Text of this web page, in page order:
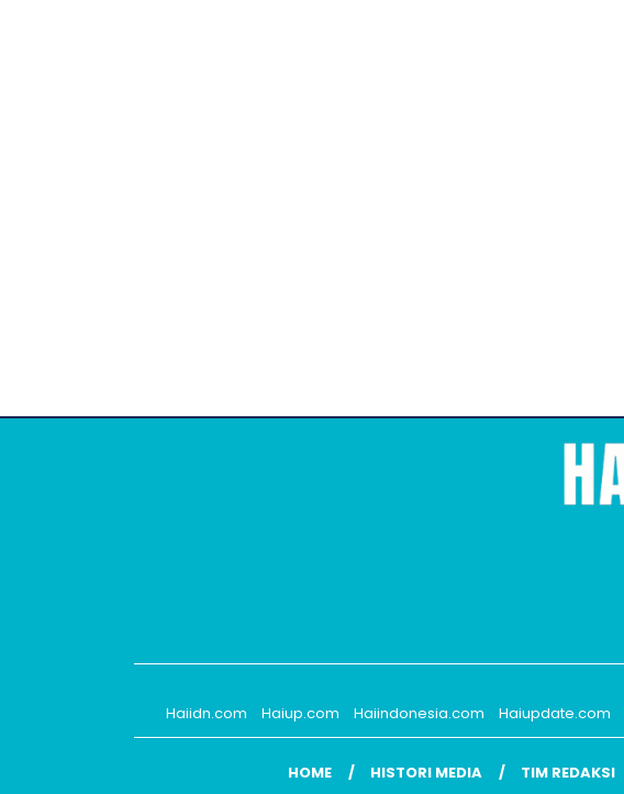
Haiidn.com
Haiup.com Haiindonesia.com Haiupdate.com
HOME HISTORI MEDIA TIM REDAKSI